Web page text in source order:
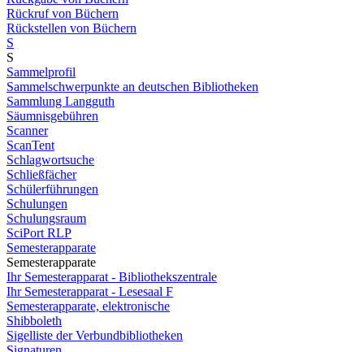
Rückruf von Büchern
Rückstellen von Büchern
S
S
Sammelprofil
Sammelschwerpunkte an deutschen Bibliotheken
Sammlung Langguth
Säumnisgebühren
Scanner
ScanTent
Schlagwortsuche
Schließfächer
Schülerführungen
Schulungen
Schulungsraum
SciPort RLP
Semesterapparate
Semesterapparate
Ihr Semesterapparat - Bibliothekszentrale
Ihr Semesterapparat - Lesesaal F
Semesterapparate, elektronische
Shibboleth
Sigelliste der Verbundbibliotheken